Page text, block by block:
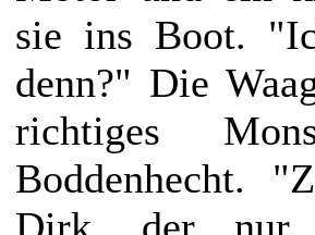
sie ins Boot.
denn?" Die
richtiges
Boddenhecht.